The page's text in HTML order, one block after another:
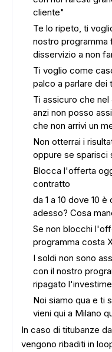
cliente"
Te lo ripeto, ti
nostro programma
disservizio a non
Ti voglio come
palco a parlare dei
Ti assicuro che nel
anzi non posso
che non arrivi un
Non otterrai i
oppure se sparisci
Blocca l'offerta
contratto
da 1 a 10 dove 10
adesso? Cosa
Se non blocchi
programma costa
I soldi non sono
con il nostro
ripagato
Noi siamo qua e ti
vieni qui a Milano
In caso di titubanze
vengono ribaditi in